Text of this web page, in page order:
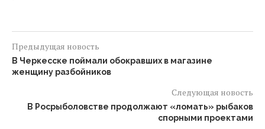
Предыдущая новость
В Черкесске поймали обокравших в магазине
женщину разбойников
Следующая новость
В Росрыболовстве продолжают «ломать» рыбаков
спорными проектами